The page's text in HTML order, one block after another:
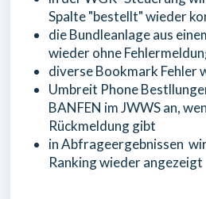
Spalte "bestellt" wieder
die Bundleanlage aus
wieder ohne
diverse Bookmark Fehler
Umbreit Phone
BANFEN im JWWS an,
Rückmeldung gibt
in Abfrageergebnissen
Ranking wieder angezeigt